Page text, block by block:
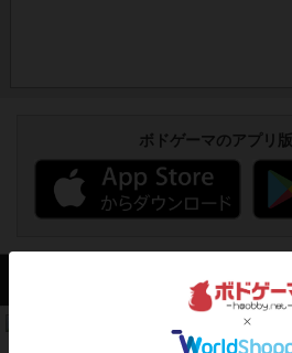
ボドゲーマのアプリ
アクセス数
1件の投稿